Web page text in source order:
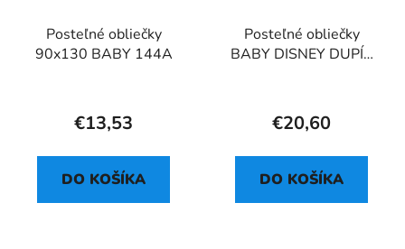
Posteľné obliečky
90x130 BABY 144A
€13,53
DO KOŠÍKA
Posteľné obliečky
BABY DISNEY DUPÍK
€20,60
DO KOŠÍKA